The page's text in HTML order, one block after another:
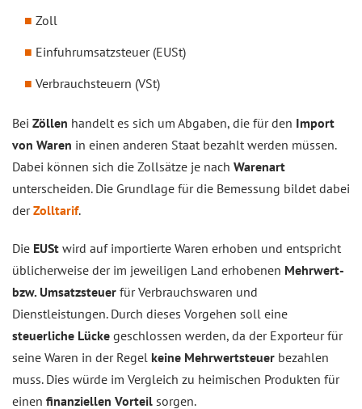
Zoll
Einfuhrumsatzsteuer (EUSt)
Verbrauchsteuern (VSt)
Bei Zöllen handelt es sich um Abgaben, die für den Import
von Waren in einen anderen Staat bezahlt werden müssen.
Dabei können sich die Zollsätze je nach Warenart
unterscheiden. Die Grundlage für die Bemessung bildet dabei
derZolltarif.
Die EUSt wird auf importierte Waren erhoben und entspricht
üblicherweise der im jeweiligen Land erhobenen Mehrwert-
bzw. Umsatzsteuer für Verbrauchswaren und
Dienstleistungen. Durch dieses Vorgehen soll eine
steuerliche Lücke geschlossen werden, da der Exporteur für
seine Waren in der Regel keine Mehrwertsteuer bezahlen
muss. Dies würde im Vergleich zu heimischen Produkten für
einen finanziellen Vorteil sorgen.